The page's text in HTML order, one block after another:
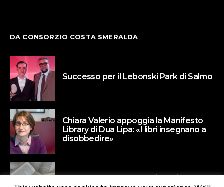
DA CONSORZIO COSTA SMERALDA
Successo per il Lebonski Park di Salmo
Chiara Valerio appoggia la Manifesto
Library di Dua Lipa: «I libri insegnano a
disobbedire»
Paola Barbato protagonista di Un